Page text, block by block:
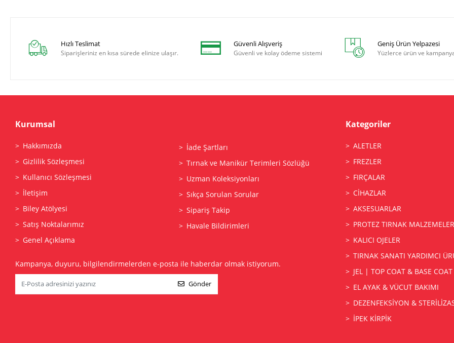
Hızlı Teslimat
Siparişleriniz en kısa sürede elinize ulaşır.
Güvenli Alışveriş
Güvenli ve kolay ödeme sistemi
Geniş Ürün Yelpazesi
Yüzlerce ürün ve
Kurumsal
Hakkımızda
Gizlilik Sözleşmesi
Kullanıcı Sözleşmesi
İletişim
Biley Atölyesi
Satış Noktalarımız
Genel Açıklama
İade Şartları
Tırnak ve Manikür Terimleri Sözlüğü
Uzman Koleksiyonları
Sıkça Sorulan Sorular
Sipariş Takip
Havale Bildirimleri
Kampanya, duyuru, bilgilendirmelerden e-posta ile haberdar olmak istiyorum.
Gönder
Kategoriler
ALETLER
FREZLER
FIRÇALAR
CİHAZLAR
AKSESUARLAR
PROTEZ TIRNAK
KALICI OJELER
TIRNAK SANATI YARDIMCI
JEL | TOP COAT & BASE COAT
EL AYAK & VÜCUT BAKIMI
DEZENFEKSİYON &
İPEK KİRPİK